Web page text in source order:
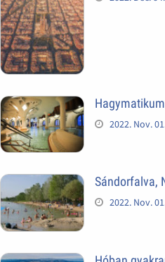
2022. Nov.
Sándorfalva,
2022. Nov.